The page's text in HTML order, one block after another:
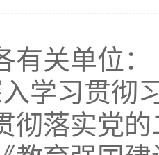
有关单位：
学习贯彻
彻落实党